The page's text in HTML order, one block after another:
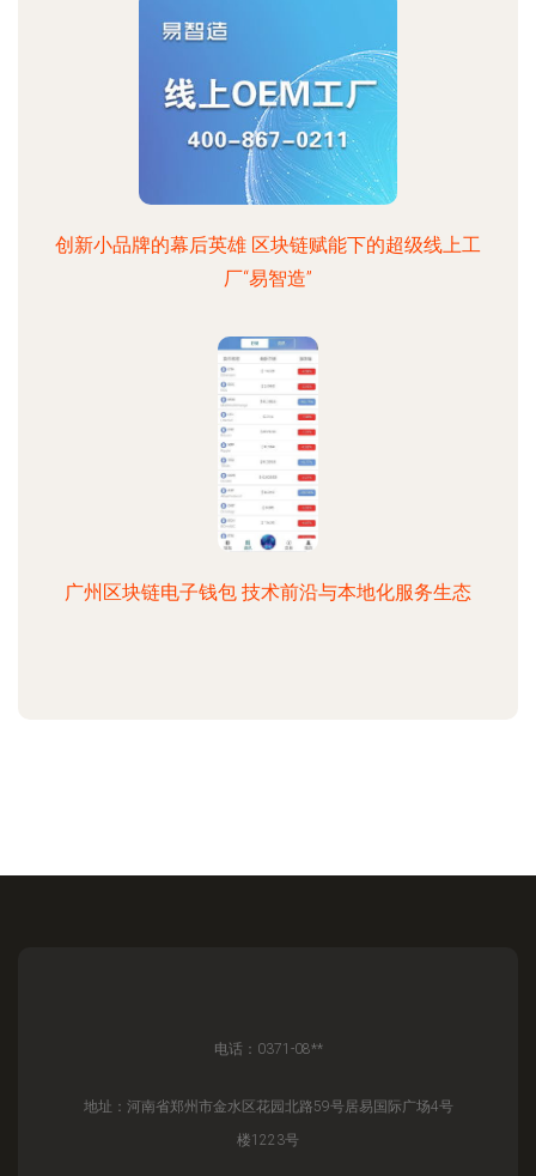
创新小品牌的幕后英雄 区块链赋能下的超级线上工
厂“易智造”
广州区块链电子钱包 技术前沿与本地化服务生态
电话：0371-08**
地址：河南省郑州市金水区花园北路59号居易国际广场4号
楼1223号